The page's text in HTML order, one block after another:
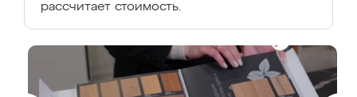
рассчитает стоимость.